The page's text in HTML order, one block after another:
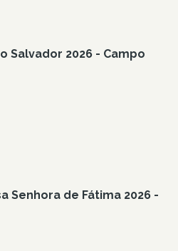
Salvador 2026 - Campo
Senhora de Fátima 2026 -